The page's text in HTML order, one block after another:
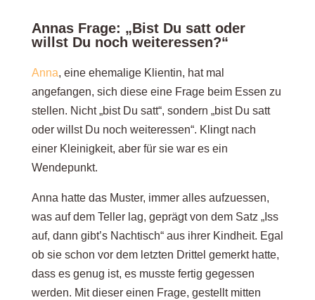
Annas Frage: „Bist Du satt oder
willst Du noch weiteressen?“
Anna, eine ehemalige Klientin, hat mal
angefangen, sich diese eine Frage beim Essen zu
stellen. Nicht „bist Du satt“, sondern „bist Du satt
oder willst Du noch weiteressen“. Klingt nach
einer Kleinigkeit, aber für sie war es ein
Wendepunkt.
Anna hatte das Muster, immer alles aufzuessen,
was auf dem Teller lag, geprägt von dem Satz „Iss
auf, dann gibt’s Nachtisch“ aus ihrer Kindheit. Egal
ob sie schon vor dem letzten Drittel gemerkt hatte,
dass es genug ist, es musste fertig gegessen
werden. Mit dieser einen Frage, gestellt mitten